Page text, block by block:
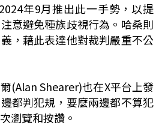
年9月推出此一手勢，以提
意避免種族歧視行為。哈桑則
，藉此表達他對裁判嚴重不公
(Alan Shearer)也在X平台上發
都判犯規，要麼兩邊都不算犯
瀏覽和按讚。